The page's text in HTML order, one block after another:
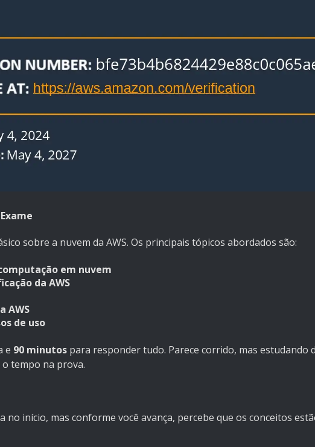
sobre a nuvem da AWS. Os principais tópicos abordados são:
em nuvem
da AWS
AWS
de uso
e 90 minutos para responder tudo. Parece corrido, mas estudando
tempo na prova.
no início, mas conforme você avança, percebe que os conceitos